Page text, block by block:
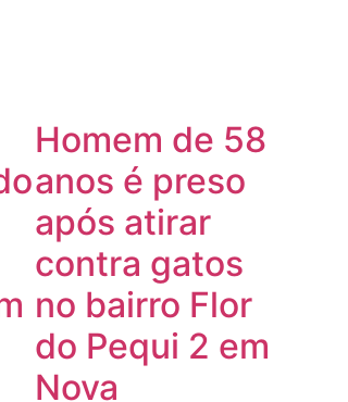
Homem de 58
anos é preso
após atirar
contra gatos
no bairro Flor
do Pequi 2 em
Nova